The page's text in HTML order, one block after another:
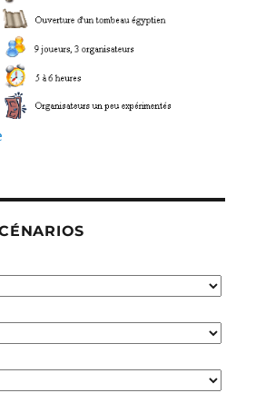
de « La nécropole maudite (GNMag n°8) »